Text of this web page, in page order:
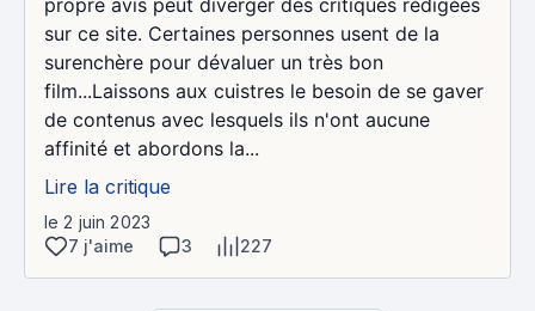
sur ce site. Certaines personnes usent de la
surenchère pour dévaluer un très bon
film...Laissons aux cuistres le besoin de se gaver
de contenus avec lesquels ils n'ont aucune
affinité et abordons la...
Lire la critique
le 2 juin 2023
7 j'aime
3 227